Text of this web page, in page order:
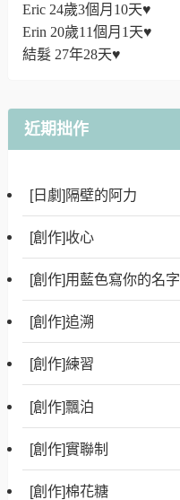
Eric 24歲3個月10天♥
Erin 20歲11個月1天♥
結髮 27年28天♥
近期拙作
[日劇]隔壁的阿力
[創作]收心
[創作]用藍色寫你的名字
[創作]追溯
[創作]練習
[創作]飄泊
[創作]實聯制
[創作]棉花糖